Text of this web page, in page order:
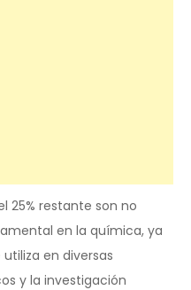
25% restante son no
en la química, ya
en diversas
y la investigación